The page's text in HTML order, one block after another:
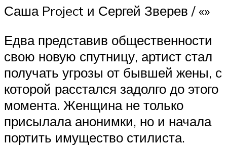
Саша Project и Сергей Зверев / «»
Едва представив общественности
свою новую спутницу, артист стал
получать угрозы от бывшей жены, с
которой расстался задолго до этого
момента. Женщина не только
присылала анонимки, но и начала
портить имущество стилиста.